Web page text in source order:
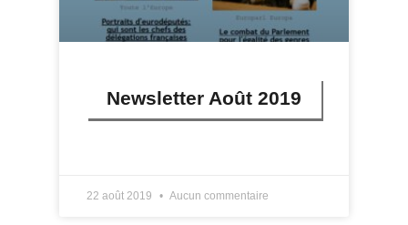
Newsletter Août 2019
22 août 2019 Aucun commentaire